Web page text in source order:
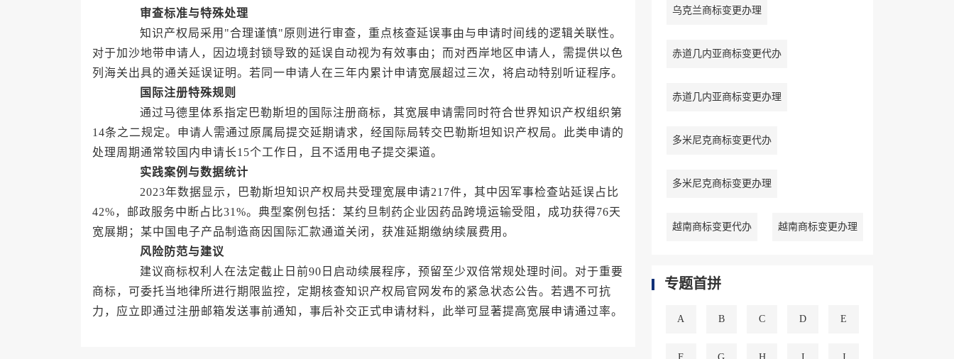
审查标准与特殊处理
知识产权局采用"合理谨慎"原则进行审查，重点核查延误事由与申请时间线的逻辑关联性。
对于加沙地带申请人，因边境封锁导致的延误自动视为有效事由；而对西岸地区申请人，需提供以色
列海关出具的通关延误证明。若同一申请人在三年内累计申请宽展超过三次，将启动特别听证程序。
国际注册特殊规则
通过马德里体系指定巴勒斯坦的国际注册商标，其宽展申请需同时符合世界知识产权组织第
14条之二规定。申请人需通过原属局提交延期请求，经国际局转交巴勒斯坦知识产权局。此类申请的
处理周期通常较国内申请长15个工作日，且不适用电子提交渠道。
实践案例与数据统计
2023年数据显示，巴勒斯坦知识产权局共受理宽展申请217件，其中因军事检查站延误占比
42%，邮政服务中断占比31%。典型案例包括：某约旦制药企业因药品跨境运输受阻，成功获得76天
宽展期；某中国电子产品制造商因国际汇款通道关闭，获准延期缴纳续展费用。
风险防范与建议
建议商标权利人在法定截止日前90日启动续展程序，预留至少双倍常规处理时间。对于重要
商标，可委托当地律所进行期限监控，定期核查知识产权局官网发布的紧急状态公告。若遇不可抗
力，应立即通过注册邮箱发送事前通知，事后补交正式申请材料，此举可显著提高宽展申请通过率。
乌克兰商标变更办理
赤道几内亚商标变更代办
赤道几内亚商标变更办理
多米尼克商标变更代办
多米尼克商标变更办理
越南商标变更代办 越南商标变更办理
专题首拼
A B C D E